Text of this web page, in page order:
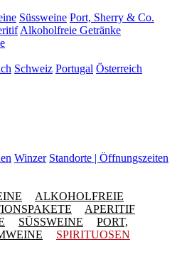
Süssweine Port, Sherry & Co.
Alkoholfreie Getränke
Schweiz Portugal Österreich
Winzer Standorte | Öffnungszeiten
ALKOHOLFREIE
APERITIF
SÜSSWEINE
PORT,
SPIRITUOSEN